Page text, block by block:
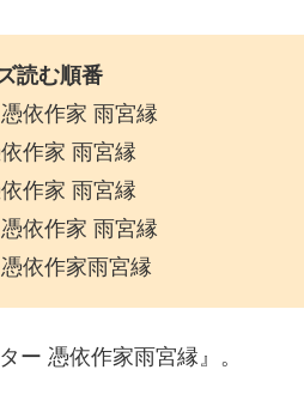
読む順番
依作家 雨宮縁
作家 雨宮縁
作家 雨宮縁
依作家 雨宮縁
依作家雨宮縁
ー 憑依作家雨宮縁』。